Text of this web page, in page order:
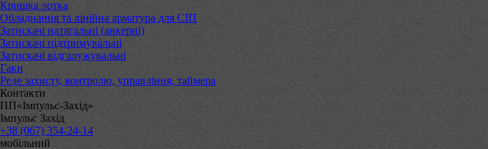
Кришка лотка
Обладнання та лінійна арматура для СІП
Затискачі натягальні (анкерні)
Затискачі підтримувальні
Затискачі відгалужувальні
Гаки
Реле захисту, контролю, управління, таймера
Контакти
ПП«Імпульс-Захід»
Імпульс Захід
+38 (067) 354-24-14
мобільний